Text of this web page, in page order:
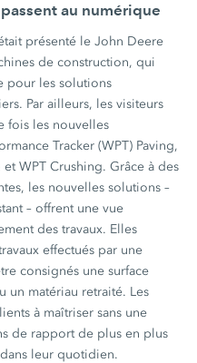
au numérique
présenté le John Deere
de construction, qui
pour les solutions
Par ailleurs, les visiteurs
fois les nouvelles
Tracker (WPT) Paving,
WPT Crushing. Grâce à des
les nouvelles solutions –
– offrent une vue
des travaux. Elles
effectués par une
consignés une surface
un matériau retraité. Les
à maîtriser sans une
de rapport de plus en plus
leur quotidien.